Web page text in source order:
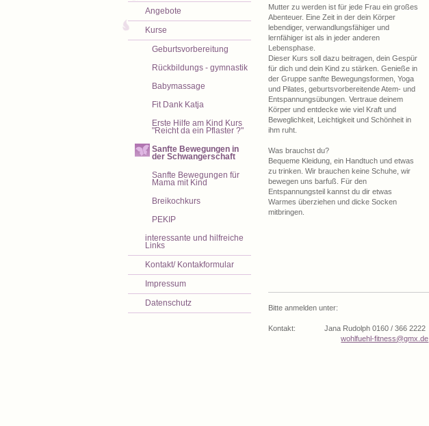
Angebote
Kurse
Geburtsvorbereitung
Rückbildungs - gymnastik
Babymassage
Fit Dank Katja
Erste Hilfe am Kind Kurs
"Reicht da ein Pflaster ?"
Sanfte Bewegungen in
der Schwangerschaft
Sanfte Bewegungen für
Mama mit Kind
Breikochkurs
PEKIP
interessante und hilfreiche
Links
Kontakt/ Kontakformular
Impressum
Datenschutz
Mutter zu werden ist für jede Frau ein großes
Abenteuer. Eine Zeit in der dein Körper
lebendiger, verwandlungsfähiger und
lernfähiger ist als in jeder anderen
Lebensphase.
Dieser Kurs soll dazu beitragen, dein Gespür
für dich und dein Kind zu stärken. Genieße in
der Gruppe sanfte Bewegungsformen, Yoga
und Pilates, geburtsvorbereitende Atem- und
Entspannungsübungen. Vertraue deinem
Körper und entdecke wie viel Kraft und
Beweglichkeit, Leichtigkeit und Schönheit in
ihm ruht.
Was brauchst du?
Bequeme Kleidung, ein Handtuch und etwas
zu trinken. Wir brauchen keine Schuhe, wir
bewegen uns barfuß. Für den
Entspannungsteil kannst du dir etwas
Warmes überziehen und dicke Socken
mitbringen.
Bitte anmelden unter:
Kontakt:
Jana Rudolph 0160 / 366 2222
wohlfuehl-fitness@gmx.de